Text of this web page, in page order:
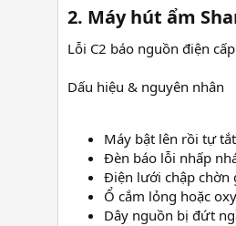
2. Máy hút ẩm
Lỗi C2 báo nguồn điện
Dấu hiệu & nguyên nhân
Máy bật lên rồi tự tắt
Đèn báo lỗi nhấp
Điện lưới chập chờn
Ổ cắm lỏng hoặc
Dây nguồn bị đứt